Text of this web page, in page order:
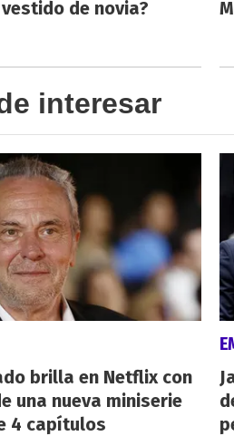
de novia?
interesar
brilla en Netflix con
una nueva miniserie
4 capítulos